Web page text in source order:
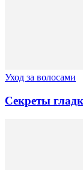
Уход за волосами
Секреты